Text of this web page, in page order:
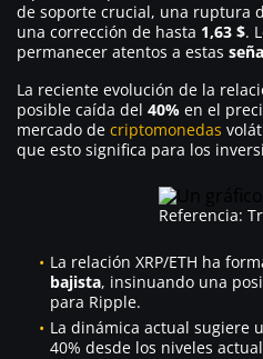
de soporte crucial, una ruptura
una corrección de hasta 1,63 $.
permanecer atentos a estas
La reciente evolución de la
posible caída del 40% en el
mercado de criptomonedas
que esto significa para los
Referencia:
La relación XRP/ETH ha
bajista, insinuando una
para Ripple.
La dinámica actual sugiere
40% desde los niveles